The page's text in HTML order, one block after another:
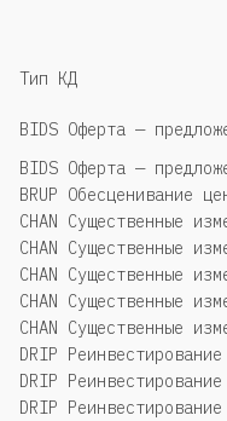
Тип КД
BIDS Оферта —
BIDS Оферта —
BRUP Обесценивание
CHAN Существенные
CHAN Существенные
CHAN Существенные
CHAN Существенные
CHAN Существенные
DRIP
DRIP
DRIP